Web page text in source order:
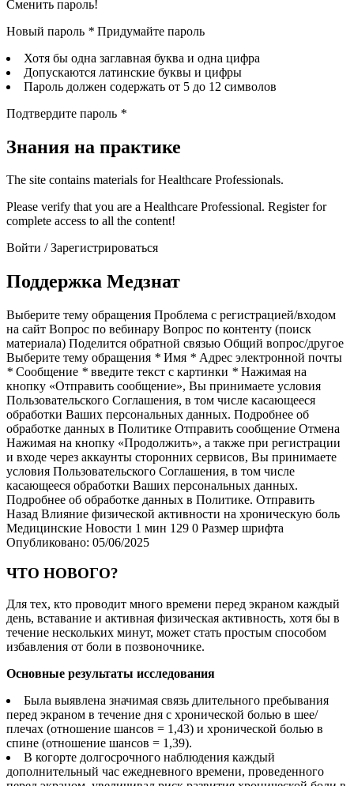
Сменить пароль!
Новый пароль * Придумайте пароль
Хотя бы одна заглавная буква и одна цифра
Допускаются латинские буквы и цифры
Пароль должен содержать от 5 до 12 символов
Подтвердите пароль *
Знания на практике
The site contains materials for Healthcare Professionals.
Please verify that you are a Healthcare Professional. Register for
complete access to all the content!
Войти / Зарегистрироваться
Поддержка Медзнат
Выберите тему обращения Проблема с регистрацией/входом
на сайт Вопрос по вебинару Вопрос по контенту (поиск
материала) Поделится обратной связью Общий вопрос/другое
Выберите тему обращения * Имя * Адрес электронной почты
* Сообщение * введите текст с картинки * Нажимая на
кнопку «Отправить сообщение», Вы принимаете условия
Пользовательского Соглашения, в том числе касающееся
обработки Ваших персональных данных. Подробнее об
обработке данных в Политике Отправить сообщение Отмена
Нажимая на кнопку «Продолжить», а также при регистрации
и входе через аккаунты сторонних сервисов, Вы принимаете
условия Пользовательского Соглашения, в том числе
касающееся обработки Ваших персональных данных.
Подробнее об обработке данных в Политике. Отправить
Назад Влияние физической активности на хроническую боль
Медицинские Новости 1 мин 129 0 Размер шрифта
Опубликовано: 05/06/2025
ЧТО НОВОГО?
Для тех, кто проводит много времени перед экраном каждый
день, вставание и активная физическая активность, хотя бы в
течение нескольких минут, может стать простым способом
избавления от боли в позвоночнике.
Основные результаты исследования
Была выявлена значимая связь длительного пребывания
перед экраном в течение дня с хронической болью в шее/
плечах (отношение шансов = 1,43) и хронической болью в
спине (отношение шансов = 1,39).
В когорте долгосрочного наблюдения каждый
дополнительный час ежедневного времени, проведенного